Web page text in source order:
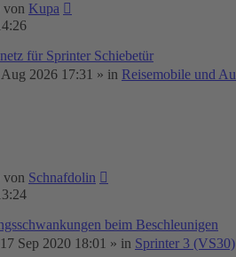
von Kupa
für Sprinter Schiebetür
2026 17:31 » in Reisemobile und
von Schnafdolin
beim Beschleunigen
17 Sep 2020 18:01 » in Sprinter 3 (VS30)